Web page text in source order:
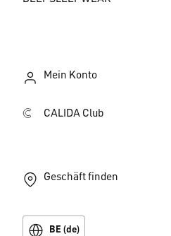
Mein Konto
CALIDA Club
Geschäft finden
BE (de)